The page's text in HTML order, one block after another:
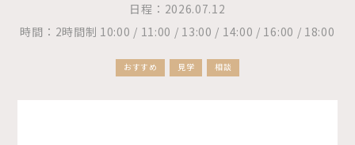
日程：2026.07.12
時間：2時間制 10:00 / 11:00 / 13:00 / 14:00 / 16:00 / 18:00
おすすめ 見学 相談